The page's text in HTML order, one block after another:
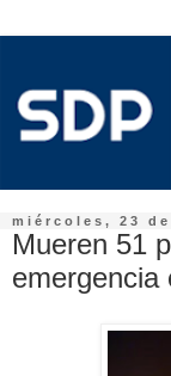
miércoles, 23
Mueren 51
emergencia